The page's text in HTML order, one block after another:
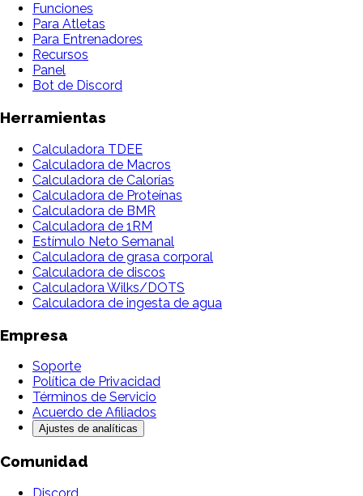
Funciones
Para Atletas
Para Entrenadores
Recursos
Panel
Bot de Discord
Herramientas
Calculadora TDEE
Calculadora de Macros
Calculadora de Calorías
Calculadora de Proteínas
Calculadora de BMR
Calculadora de 1RM
Estímulo Neto Semanal
Calculadora de grasa corporal
Calculadora de discos
Calculadora Wilks/DOTS
Calculadora de ingesta de agua
Empresa
Soporte
Política de Privacidad
Términos de Servicio
Acuerdo de Afiliados
Ajustes de analíticas
Comunidad